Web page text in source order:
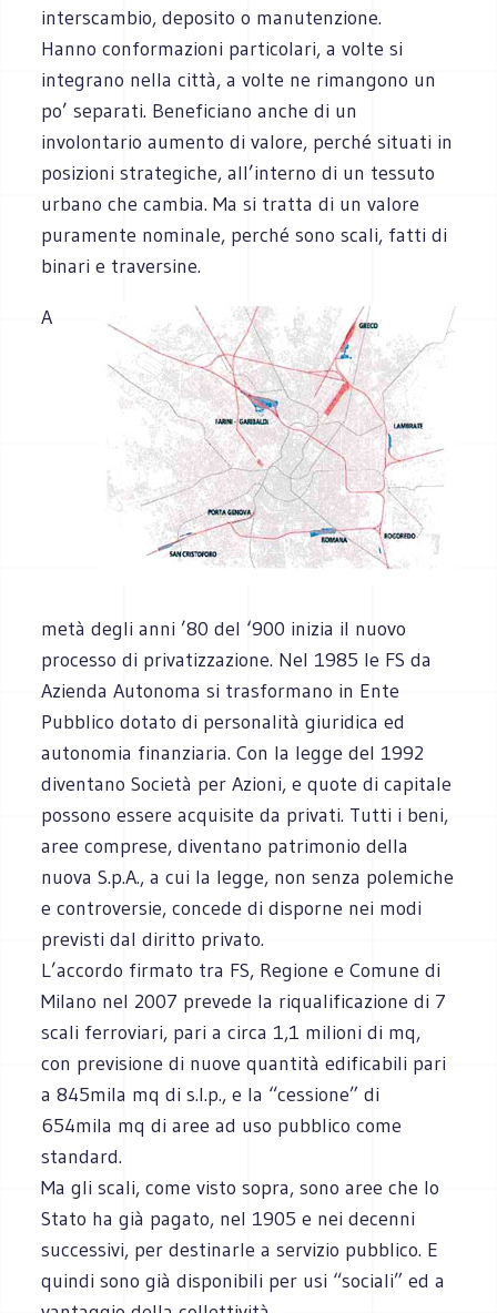
interscambio, deposito o manutenzione.
Hanno conformazioni particolari, a volte si
integrano nella città, a volte ne rimangono un
po’ separati. Beneficiano anche di un
involontario aumento di valore, perché situati in
posizioni strategiche, all’interno di un tessuto
urbano che cambia. Ma si tratta di un valore
puramente nominale, perché sono scali, fatti di
binari e traversine.
A
metà degli anni ’80 del ‘900 inizia il nuovo
processo di privatizzazione. Nel 1985 le FS da
Azienda Autonoma si trasformano in Ente
Pubblico dotato di personalità giuridica ed
autonomia finanziaria. Con la legge del 1992
diventano Società per Azioni, e quote di capitale
possono essere acquisite da privati. Tutti i beni,
aree comprese, diventano patrimonio della
nuova S.p.A., a cui la legge, non senza polemiche
e controversie, concede di disporne nei modi
previsti dal diritto privato.
L’accordo firmato tra FS, Regione e Comune di
Milano nel 2007 prevede la riqualificazione di 7
scali ferroviari, pari a circa 1,1 milioni di mq,
con previsione di nuove quantità edificabili pari
a 845mila mq di s.l.p., e la “cessione” di
654mila mq di aree ad uso pubblico come
standard.
Ma gli scali, come visto sopra, sono aree che lo
Stato ha già pagato, nel 1905 e nei decenni
successivi, per destinarle a servizio pubblico. E
quindi sono già disponibili per usi “sociali” ed a